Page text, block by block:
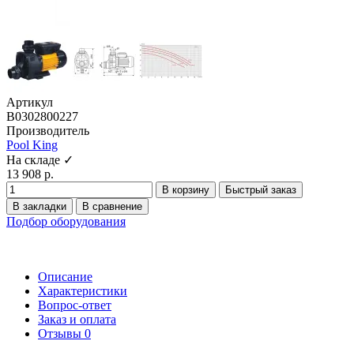
Артикул
B0302800227
Производитель
Pool King
На складе ✓
13 908 р.
В корзину
Быстрый заказ
В закладки
В сравнение
Подбор оборудования
Описание
Характеристики
Вопрос-ответ
Заказ и оплата
Отзывы 0